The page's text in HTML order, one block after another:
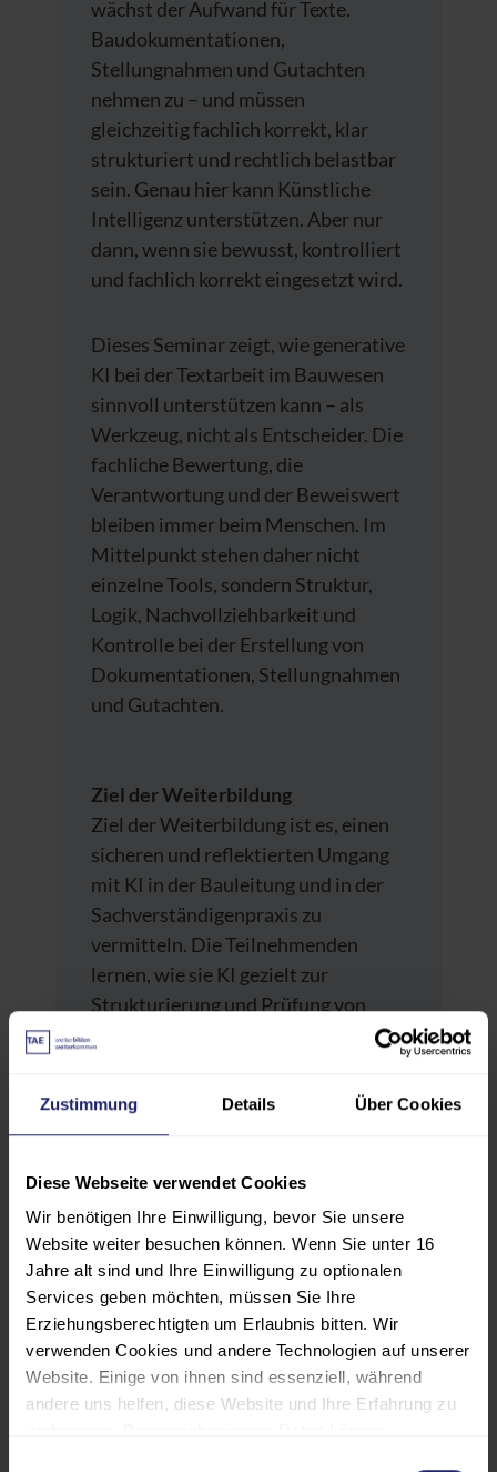
Zustimmung Details Über Cookies
Diese Webseite verwendet Cookies
Wir benötigen Ihre Einwilligung, bevor Sie unsere
Website weiter besuchen können. Wenn Sie unter 16
Jahre alt sind und Ihre Einwilligung zu optionalen
Services geben möchten, müssen Sie Ihre
Erziehungsberechtigten um Erlaubnis bitten. Wir
verwenden Cookies und andere Technologien auf unserer
Website. Einige von ihnen sind essenziell, während
andere uns helfen, diese Website und Ihre Erfahrung zu
wächst der Aufwand für Texte.
Baudokumentationen,
Stellungnahmen und Gutachten
nehmen zu – und müssen
gleichzeitig fachlich korrekt, klar
strukturiert und rechtlich belastbar
sein. Genau hier kann Künstliche
Intelligenz unterstützen. Aber nur
dann, wenn sie bewusst, kontrolliert
und fachlich korrekt eingesetzt wird.
Dieses Seminar zeigt, wie generative
KI bei der Textarbeit im Bauwesen
sinnvoll unterstützen kann – als
Werkzeug, nicht als Entscheider. Die
fachliche Bewertung, die
Verantwortung und der Beweiswert
bleiben immer beim Menschen. Im
Mittelpunkt stehen daher nicht
einzelne Tools, sondern Struktur,
Logik, Nachvollziehbarkeit und
Kontrolle bei der Erstellung von
Dokumentationen, Stellungnahmen
und Gutachten.
Ziel der Weiterbildung
Ziel der Weiterbildung ist es, einen
sicheren und reflektierten Umgang
mit KI in der Bauleitung und in der
Sachverständigenpraxis zu
vermitteln. Die Teilnehmenden
lernen, wie sie KI gezielt zur
Strukturierung und Prüfung von
die fachliche Hoheit abzugeben. Sie
klare Prompts helfen, die Ergebnisse
sinnvoll einzugrenzen und im
Arbeitsalltag kontrollierbar zu
halten.
Hinweis zur Teilnahme:
Für einzelne Praxisübungen (Aufbau